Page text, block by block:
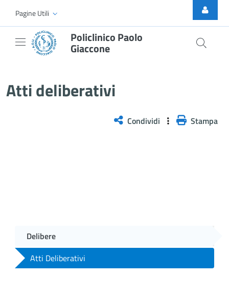
Skip to Main Content
Pagine Utili
Policlinico Paolo
Giaccone
Atti deliberativi
Condividi Stampa
Delibere
Atti Deliberativi